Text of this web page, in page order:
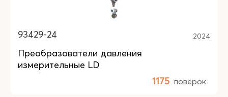
93429-24 2024
Преобразователи давления
измерительные LD
1175 поверок